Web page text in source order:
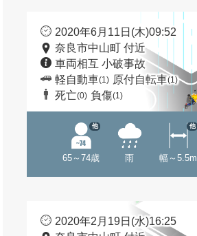
2020年6月11日(木)09:52
奈良市中山町 付近
車両相互 小破事故
軽自動車(1) 原付自転車(1)
死亡(0) 負傷(1)
65～74歳
他
雨 幅～5.5m
他
2020年2月19日(水)16:25